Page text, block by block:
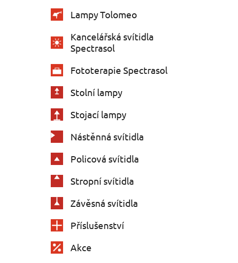
Lampy Tolomeo
Kancelářská svítidla
Spectrasol
Fototerapie Spectrasol
Stolní lampy
Stojací lampy
Nástěnná svítidla
Policová svítidla
Stropní svítidla
Závěsná svítidla
Příslušenství
Akce